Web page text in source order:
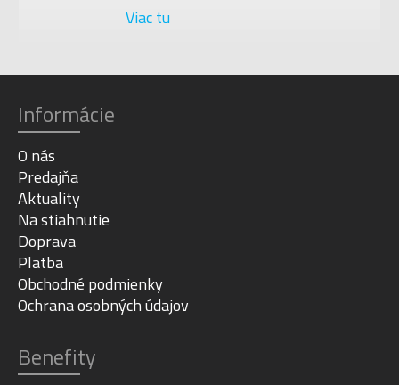
Viac tu
Informácie
O nás
Predajňa
Aktuality
Na stiahnutie
Doprava
Platba
Obchodné podmienky
Ochrana osobných údajov
Benefity